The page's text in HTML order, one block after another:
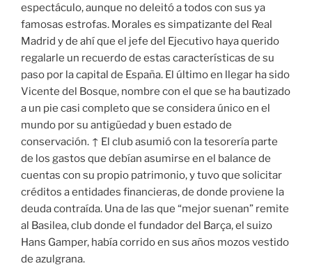
espectáculo, aunque no deleitó a todos con sus ya
famosas estrofas. Morales es simpatizante del Real
Madrid y de ahí que el jefe del Ejecutivo haya querido
regalarle un recuerdo de estas características de su
paso por la capital de España. El último en llegar ha sido
Vicente del Bosque, nombre con el que se ha bautizado
a un pie casi completo que se considera único en el
mundo por su antigüedad y buen estado de
conservación. ↑ El club asumió con la tesorería parte
de los gastos que debían asumirse en el balance de
cuentas con su propio patrimonio, y tuvo que solicitar
créditos a entidades financieras, de donde proviene la
deuda contraída. Una de las que “mejor suenan” remite
al Basilea, club donde el fundador del Barça, el suizo
Hans Gamper, había corrido en sus años mozos vestido
de azulgrana.